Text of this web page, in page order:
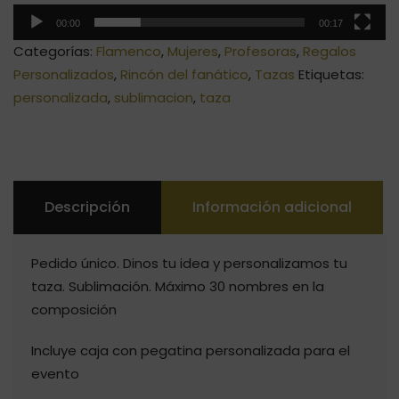
00:00 00:17
Categorías: Flamenco, Mujeres, Profesoras, Regalos
Personalizados, Rincón del fanático, Tazas Etiquetas:
personalizada, sublimacion, taza
Descripción Información adicional
Pedido único. Dinos tu idea y personalizamos tu
taza. Sublimación. Máximo 30 nombres en la
composición
Incluye caja con pegatina personalizada para el
evento